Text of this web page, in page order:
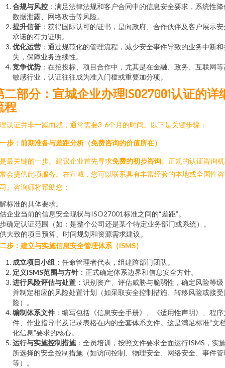
合规与风控 ：满足法律法规和客户合同中的信息安全要求，系统性降
数据泄露、网络攻击等风险。
提升信誉 ：获得国际认可的证书，是向政府、合作伙伴及客户展示安
承诺的有力证明。
优化运营 ：通过规范化的管理流程，减少安全事件导致的业务中断和
失，保障业务连续性。
竞争优势 ：在招投标、项目合作中，尤其是在金融、政务、互联网等
敏感行业，认证往往成为准入门槛或重要加分项。
二部分：宣城企业办理ISO27001认证的详
程
认证并非一蹴而就，通常需要3-6个月的时间。以下是关键步骤：
步：前期准备与差距分析（免费咨询的价值所在）
最关键的一步。建议企业首先寻求免费的初步咨询。正规的认证咨询
会提供此项服务。在宣城，您可以联系具有丰富经验的本地或全国性
。咨询师将帮助您：
标准的具体要求。
企业当前的信息安全现状与ISO27001标准之间的“差距”。
确定认证范围（如：是整个公司还是某个特定业务部门或系统）。
大致的项目预算、时间规划和资源需求建议。
步：建立与实施信息安全管理体系（ISMS）
成立项目小组 ：任命管理者代表，组建跨部门团队。
定义ISMS范围与方针 ：正式确定体系边界和信息安全方针。
进行风险评估与处置 ：识别资产、评估威胁与脆弱性，确定风险等
并制定相应的风险处置计划（如采取安全控制措施、转移风险或接受
险）。
编制体系文件 ：编写包括《信息安全手册》、《适用性声明》、程序
件、作业指导书及记录表格在内的全套体系文件。这是满足标准“文
化信息”要求的核心。
运行与实施控制措施：全员培训，按照文件要求全面运行ISMS，实
所选择的安全控制措施（如访问控制、物理安全、网络安全、事件管
等）。